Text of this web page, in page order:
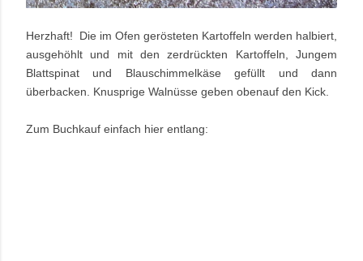
Herzhaft! Die im Ofen gerösteten Kartoffeln werden halbiert,
ausgehöhlt und mit den zerdrückten Kartoffeln, Jungem
Blattspinat und Blauschimmelkäse gefüllt und dann
überbacken. Knusprige Walnüsse geben obenauf den Kick.
Zum Buchkauf einfach hier entlang: